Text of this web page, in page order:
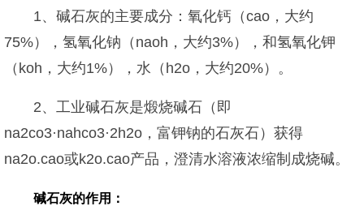
1、碱石灰的主要成分：氧化钙（cao，大约
75%），氢氧化钠（naoh，大约3%），和氢氧化钾
（koh，大约1%），水（h2o，大约20%）。
2、工业碱石灰是煅烧碱石（即
na2co3·nahco3·2h2o，富钾钠的石灰石）获得
na2o.cao或k2o.cao产品，澄清水溶液浓缩制成烧碱。
碱石灰的作用：